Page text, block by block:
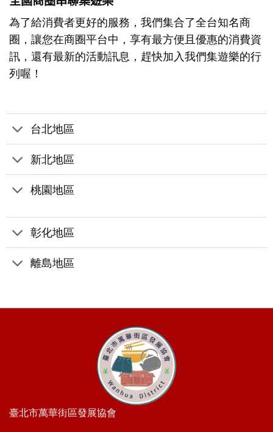
為了給消費者更好的服務，我們集合了全台知名商
圈，讓您在商圈平台中，享有最方便且優惠的消費資
訊，還有最新的活動訊息，趕快加入我們集遊樂的行
列喔！
台北地區
新北地區
桃園地區
彰化地區
離島地區
臺北市萬華街區發展協會